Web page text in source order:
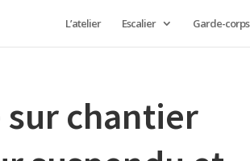
L’atelier Escalier Garde-corps
sur chantier